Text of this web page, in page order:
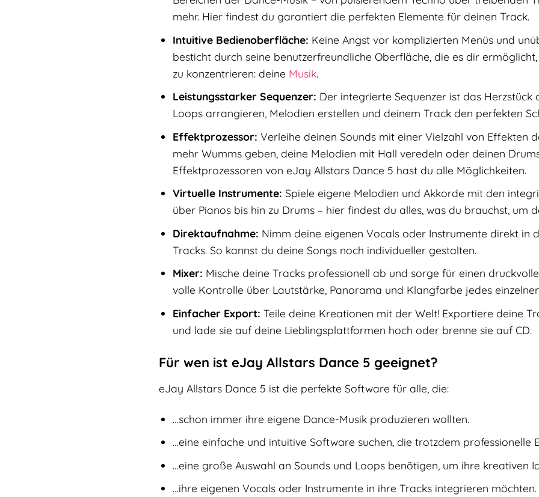
mehr. Hier findest du garantiert die perfekten Elemente für deinen Track.
Intuitive Bedienoberfläche: Keine Angst vor komplizierten Menüs und
besticht durch seine benutzerfreundliche Oberfläche, die es dir
zu konzentrieren: deine Musik.
Leistungsstarker Sequenzer: Der integrierte Sequenzer ist das
Loops arrangieren, Melodien erstellen und deinem Track den perfekten
Effektprozessor: Verleihe deinen Sounds mit einer Vielzahl von Effekten
mehr Wumms geben, deine Melodien mit Hall veredeln oder deinen
Effektprozessoren von eJay Allstars Dance 5 hast du alle Möglichkeiten.
Virtuelle Instrumente: Spiele eigene Melodien und Akkorde mit den
über Pianos bis hin zu Drums – hier findest du alles, was du brauchst, um
Direktaufnahme: Nimm deine eigenen Vocals oder Instrumente direkt in
Tracks. So kannst du deine Songs noch individueller gestalten.
Mixer: Mische deine Tracks professionell ab und sorge für einen
volle Kontrolle über Lautstärke, Panorama und Klangfarbe jedes
Einfacher Export: Teile deine Kreationen mit der Welt! Exportiere deine
und lade sie auf deine Lieblingsplattformen hoch oder brenne sie auf CD.
Für wen ist eJay Allstars Dance 5 geeignet?
eJay Allstars Dance 5 ist die perfekte Software für alle, die:
…schon immer ihre eigene Dance-Musik produzieren wollten.
…eine einfache und intuitive Software suchen, die trotzdem professionelle
…eine große Auswahl an Sounds und Loops benötigen, um ihre kreativen
…ihre eigenen Vocals oder Instrumente in ihre Tracks integrieren möchten.